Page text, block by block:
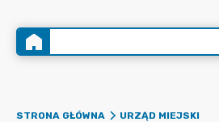
STRONA GŁÓWNA
URZĄD MIEJSKI